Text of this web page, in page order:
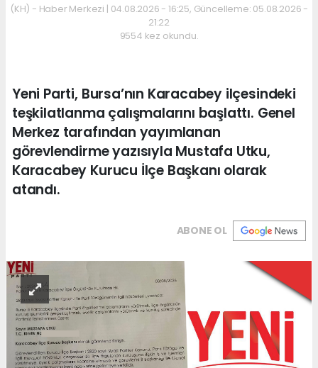
(KH) - Haber Merkezi | 04.08.2026 - 16:25, Güncelleme: 05.08.2026 -
21:22
9554 kez okundu.
Yeni Parti, Bursa’nın Karacabey ilçesindeki
teşkilatlanma çalışmalarını başlattı. Genel
Merkez tarafından yayımlanan
görevlendirme yazısıyla Mustafa Utku,
Karacabey Kurucu İlçe Başkanı olarak
atandı.
ABONE OL